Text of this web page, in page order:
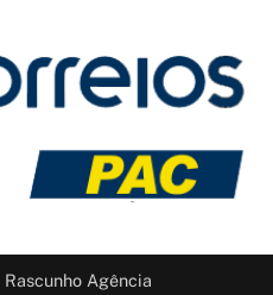
Rascunho Agência